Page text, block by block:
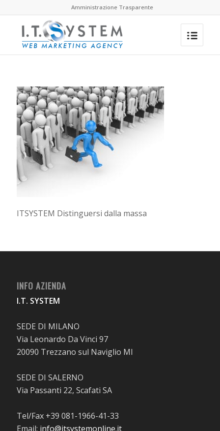
Amministrazione Trasparente
ITSYSTEM Distinguersi dalla massa
INFO AZIENDA
I.T. SYSTEM
SEDE DI MILANO
Via Leonardo Da Vinci 97
20090 Trezzano sul Naviglio MI
SEDE DI SALERNO
Via Passanti 22, Scafati SA
Tel/Fax +39 081-1966-41-33
Email: info@itsystemonline.it